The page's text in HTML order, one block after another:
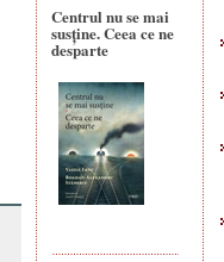
Centrul nu se mai
susține. Ceea ce ne
desparte